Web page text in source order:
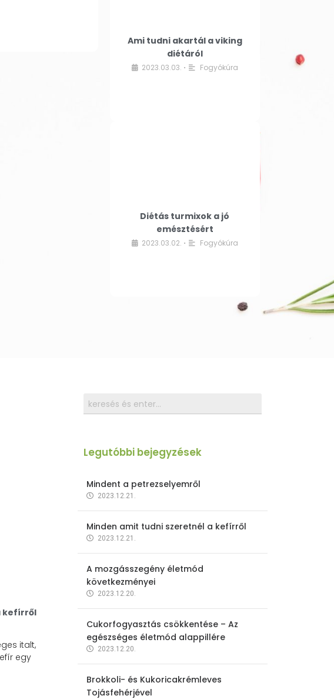
Ami tudni akartál a viking
diétáról
2023.03.03. • Fogyókúra
Diétás turmixok a jó
emésztésért
2023.03.02. • Fogyókúra
kefírről
italt,
egy
Legutóbbi bejegyzések
Mindent a petrezselyemről
2023.12.21.
Minden amit tudni szeretnél a kefírről
2023.12.21.
A mozgásszegény életmód
következményei
2023.12.20.
Cukorfogyasztás csökkentése – Az
egészséges életmód alappillére
2023.12.20.
Brokkoli- és Kukoricakrémleves
Tojásfehérjével